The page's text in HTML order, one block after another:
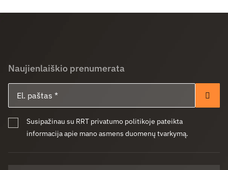
Naujienlaiškio prenumerata
Susipažinau su RRT privatumo politikoje pateikta
informacija apie mano asmens duomenų tvarkymą.